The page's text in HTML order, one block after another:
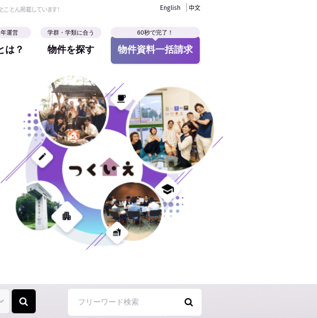
とん掲載しています！ English 中文
運営
は？
学群・学類に合う
物件を探す
60秒で完了！
物件資料一括請求